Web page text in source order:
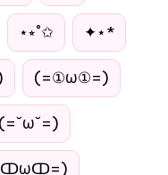
⋆⭒˚✩ ✦⋆*
(=①ω①=)
(=˘ω˘=)